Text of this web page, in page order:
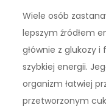
Wiele osób
lepszym źródłem
głównie z glukozy
szybkiej energii.
organizm łatwiej
przetworzonym